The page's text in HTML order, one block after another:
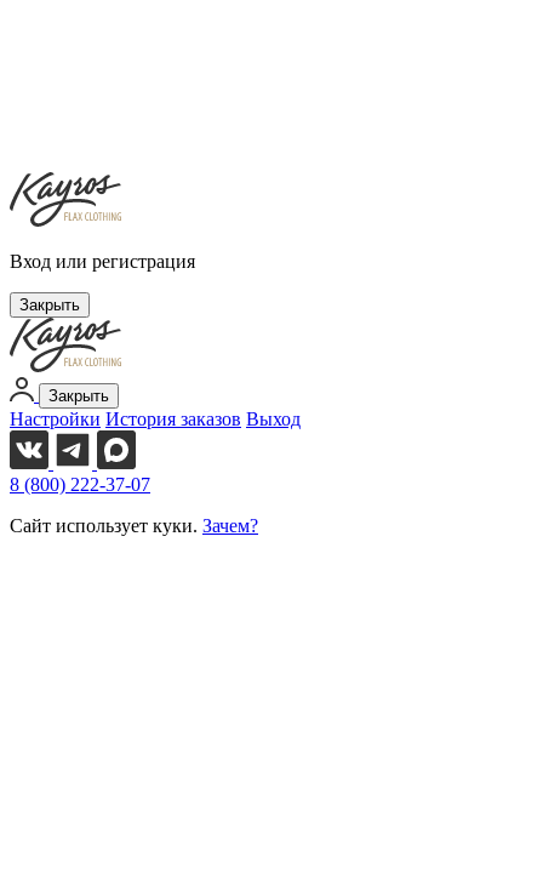
Вход или регистрация
Закрыть
Закрыть
Настройки История заказов Выход
8 (800) 222-37-07
Сайт использует куки. Зачем?